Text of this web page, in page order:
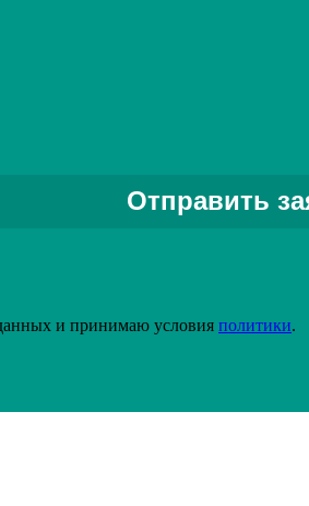
и принимаю условия политики.